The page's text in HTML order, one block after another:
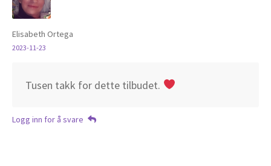
Elisabeth Ortega
2023-11-23
Tusen takk for dette tilbudet.
Logg inn for å svare